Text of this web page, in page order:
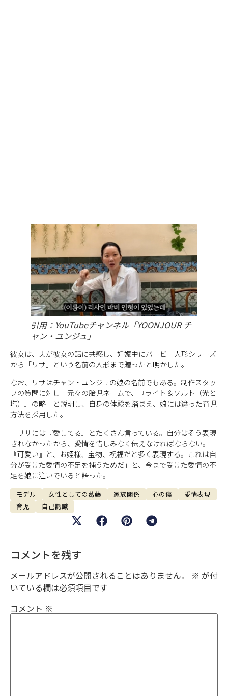
引用：YouTubeチャンネル「YOONJOUR チ
ャン・ユンジュ」
彼女は、夫が彼女の話に共感し、妊娠中にバービー人形シリーズ
から「リサ」という名前の人形まで贈ったと明かした。
なお、リサはチャン・ユンジュの娘の名前でもある。制作スタッ
フの質問に対し「元々の胎児ネームで、『ライト＆ソルト（光と
塩）』の略」と説明し、自身の体験を踏まえ、娘には違った育児
方法を採用した。
「リサには『愛してる』とたくさん言っている。自分はそう表現
されなかったから、愛情を惜しみなく伝えなければならない。
『可愛い』と、お姫様、宝物、祝福だと多く表現する。これは自
分が受けた愛情の不足を補うためだ」と、今まで受けた愛情の不
足を娘に注いでいると語った。
モデル 女性としての葛藤 家族関係 心の傷
愛情表現
育児
自己認識
コメントを残す
メールアドレスが公開されることはありません。 ※ が付
いている欄は必須項目です
コメント ※